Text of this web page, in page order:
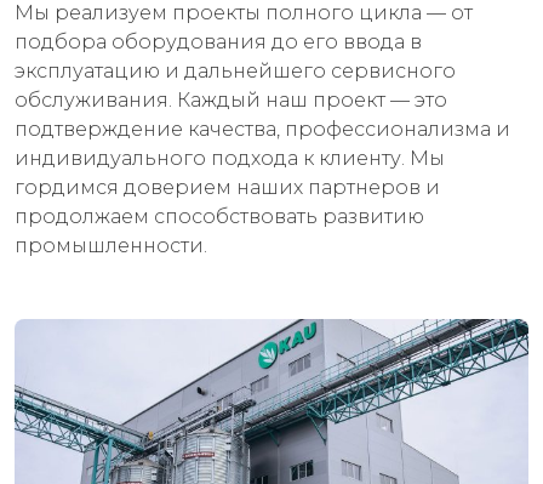
Мы реализуем проекты полного цикла — от
подбора оборудования до его ввода в
эксплуатацию и дальнейшего сервисного
обслуживания. Каждый наш проект — это
подтверждение качества, профессионализма и
индивидуального подхода к клиенту. Мы
гордимся доверием наших партнеров и
продолжаем способствовать развитию
промышленности.